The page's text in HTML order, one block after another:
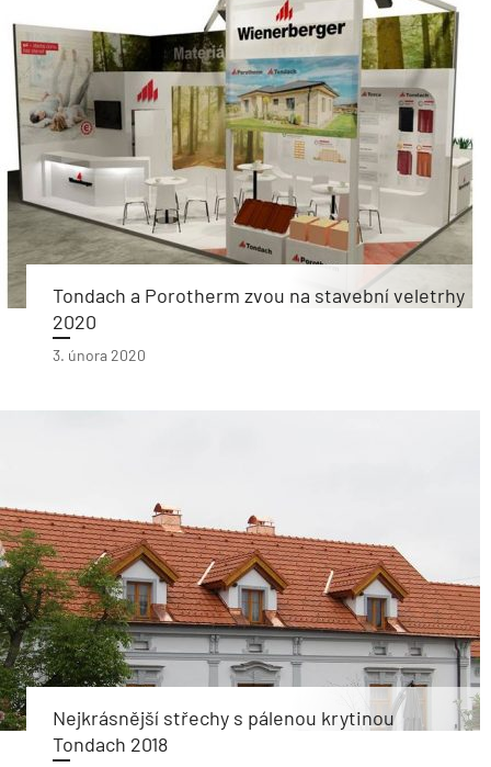
Tondach a Porotherm zvou na stavební veletrhy
2020
3. února 2020
Nejkrásnější střechy s pálenou krytinou
Tondach 2018